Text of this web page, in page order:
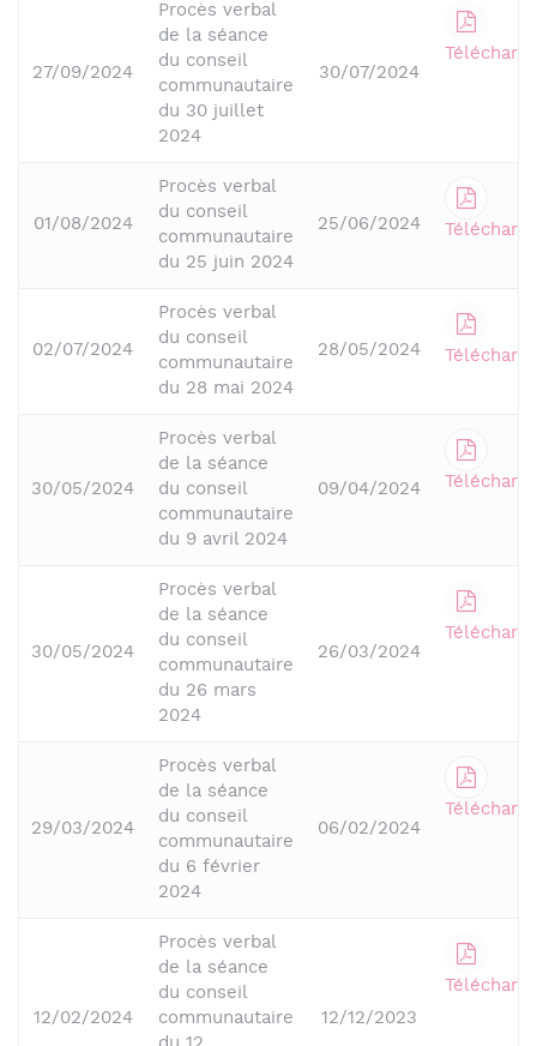
27/09/2024
Procès verbal
de la séance
du conseil
communautaire
du 30 juillet
2024
30/07/2024
01/08/2024
Procès verbal
du conseil
communautaire
du 25 juin 2024
25/06/2024
02/07/2024
Procès verbal
du conseil
communautaire
du 28 mai 2024
28/05/2024
30/05/2024
Procès verbal
de la séance
du conseil
communautaire
du 9 avril 2024
09/04/2024
30/05/2024
Procès verbal
de la séance
du conseil
communautaire
du 26 mars
2024
26/03/2024
29/03/2024
Procès verbal
de la séance
du conseil
communautaire
du 6 février
2024
06/02/2024
12/02/2024
Procès verbal
de la séance
du conseil
communautaire
12/12/2023